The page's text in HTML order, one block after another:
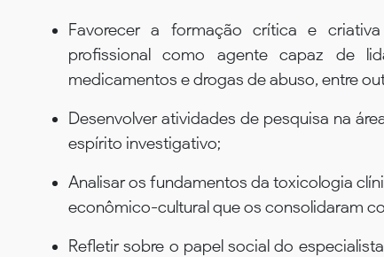
Favorecer a formação crítica e
profissional como agente capaz de
medicamentos e drogas de abuso, entre
Desenvolver atividades de pesquisa na
espírito investigativo;
Analisar os fundamentos da toxicologia
econômico-cultural que os consolidaram
Refletir sobre o papel social do